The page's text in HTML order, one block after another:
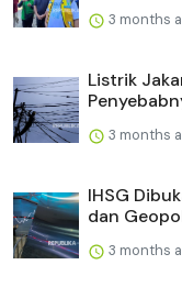
3 months
Listrik
3 months
IHSG
dan
3 months